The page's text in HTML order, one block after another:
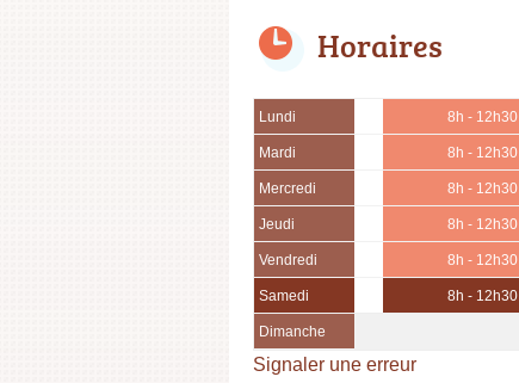
Horaires
Lundi 8h - 12h30
Mardi 8h - 12h30
Mercredi 8h - 12h30
Jeudi 8h - 12h30
Vendredi 8h - 12h30
Samedi 8h - 12h30
Dimanche
Signaler une erreur